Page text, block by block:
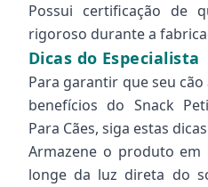
Possui certificação de
rigoroso durante a
Dicas do Especialista
Para garantir que seu
benefícios do Snack
Para Cães, siga estas
Armazene o produto em
longe da luz direta do